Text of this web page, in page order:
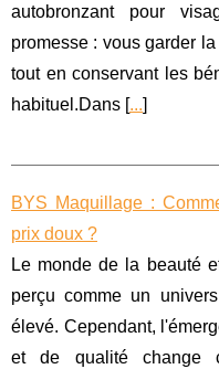
autobronzant pour
promesse : vous garder
tout en conservant les
habituel.Dans [...]
BYS Maquillage :
prix doux ?
Le monde de la beauté
perçu comme un
élevé. Cependant,
et de qualité change